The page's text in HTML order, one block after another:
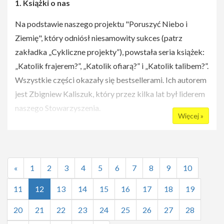
powitanie Młodej Pary, nie zabrakło oczepin!)
warsztaty tanecznez motywem 8
błogosławieństw, warsztaty o ikonach -
koncert gospel
Cykl nie jest już kontynuowany
1. Książki o nas
Na podstawie naszego projektu "Poruszyć Niebo i
Ziemię", który odniósł niesamowity sukces (patrz
zakładka „Cykliczne projekty”), powstała seria książek:
„Katolik frajerem?”, „Katolik ofiarą?” i „Katolik talibem?”.
Wszystkie części okazały się bestsellerami. Ich autorem
jest Zbigniew Kaliszuk, który przez kilka lat był liderem
naszego Stowarzyszenia.
zdradzimy – bądźcie cierpliwi!:-)
****
2. Imprezy w zakładzie pogrzebowym
Więcej »
« 1 2 3 4 5 6 7 8 9 10
11 12 13 14 15 16 17 18 19
20 21 22 23 24 25 26 27 28